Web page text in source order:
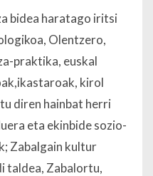
bidea haratago iritsi
Olentzero,
praktika, euskal
kirol
diren hainbat herri
eta ekinbide sozio-
Zabalgain kultur
taldea, Zabalortu,